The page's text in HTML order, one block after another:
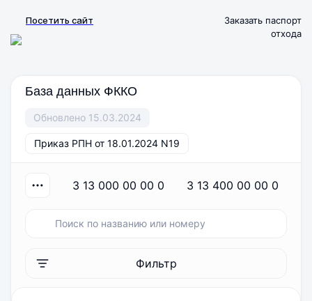
Посетить сайт
Заказать паспорт
отхода
База данных ФККО
Обновлено 15.03.2024
Приказ РПН от 18.01.2024 N19
3 13 000 00 00 0 3 13 400 00 00 0
Фильтр